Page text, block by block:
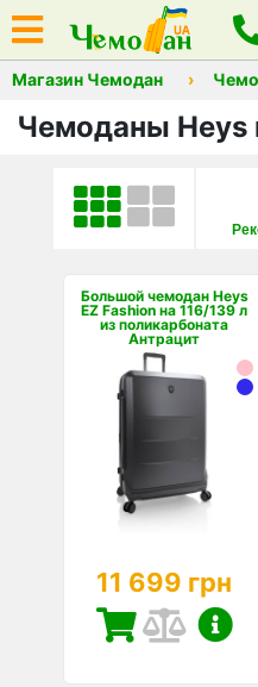
Магазин Чемодан
Чемоданы Heys
Большой чемодан Heys
EZ Fashion на 116/139 л
из поликарбоната
Антрацит
11 699 грн